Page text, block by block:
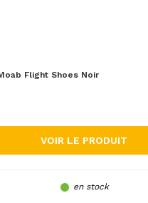
Flight Shoes Noir
VOIR LE PRODUIT
en stock